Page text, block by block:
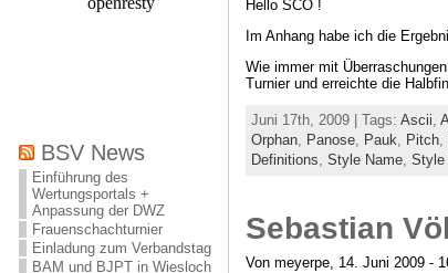
BSV News
Einführung des
Wertungsportals +
Anpassung der DWZ
Frauenschachturnier
Einladung zum Verbandstag
BAM und BJPT in Wiesloch
Hello SCO !
Im Anhang habe ich die
Wie immer mit
Turnier und erreichte die
Juni 17th, 2009 | Tags: Ascii,
Orphan, Panose, Pauk, Pitch,
Definitions, Style Name, Style
Sebastian
Von meyerpe, 14. Juni 2009 -